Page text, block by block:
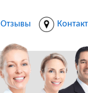
Отзывы